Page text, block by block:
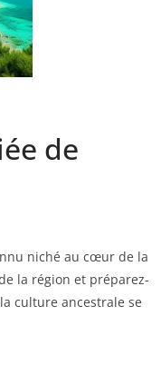
de
niché au cœur de la
la région et préparez-
culture ancestrale se